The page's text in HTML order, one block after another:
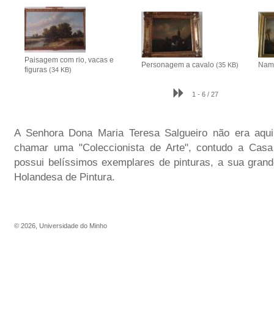
Paisagem com rio, vacas e
figuras (34 KB)
Personagem a cavalo (35 KB)
1 - 6 / 27
A Senhora Dona Maria Teresa Salgueiro não era
chamar uma "Coleccionista de Arte", contudo a
possui belíssimos exemplares de pinturas, a sua
Holandesa de Pintura.
© 2026 Universidade do Minho